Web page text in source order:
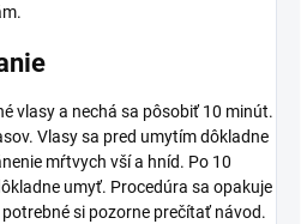
vlasy a nechá sa pôsobiť 10 minút.
Vlasy sa pred umytím dôkladne
mŕtvych vší a hníd. Po 10
umyť. Procedúra sa opakuje
si pozorne prečítať návod.